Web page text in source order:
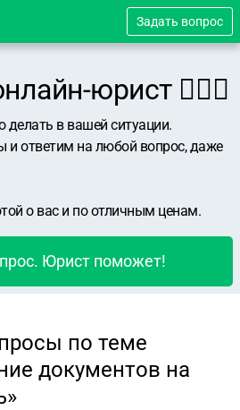
Задать вопрос
юрист 👨🏻‍⚖️
в вашей ситуации.
и ответим на любой вопрос, даже
о вас и по отличным ценам.
Юрист поможет!
по теме
документов на